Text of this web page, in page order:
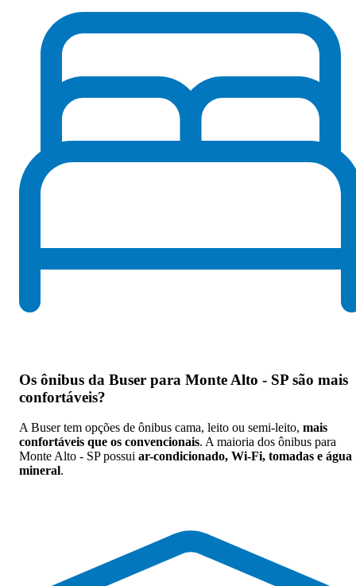
Os ônibus da Buser para Monte Alto - SP são mais
confortáveis?
A Buser tem opções de ônibus cama, leito ou semi-leito, mais
confortáveis que os convencionais. A maioria dos ônibus para
Monte Alto - SP possui ar-condicionado, Wi-Fi, tomadas e água
mineral.